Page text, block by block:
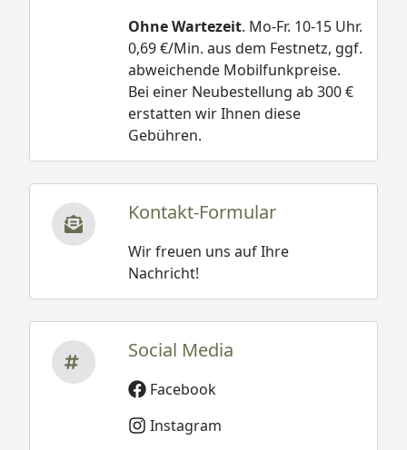
Ohne Wartezeit. Mo-Fr. 10-15 Uhr.
0,69 €/Min. aus dem Festnetz, ggf.
abweichende Mobilfunkpreise.
Bei einer Neubestellung ab 300 €
erstatten wir Ihnen diese
Gebühren.
Kontakt-Formular
Wir freuen uns auf Ihre
Nachricht!
Social Media
Facebook
Instagram